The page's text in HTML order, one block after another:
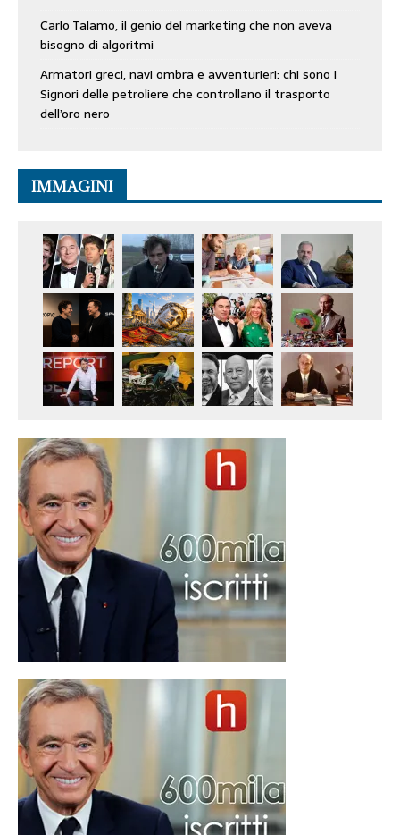
Carlo Talamo, il genio del marketing che non aveva
bisogno di algoritmi
Armatori greci, navi ombra e avventurieri: chi sono i
Signori delle petroliere che controllano il trasporto
dell’oro nero
IMMAGINI